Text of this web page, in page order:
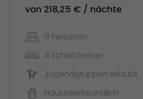
von 218,25 € / nächte
8 Personen
4 Schlafzimmer
Jugendgruppen erlaubt
Haustierefreundlich